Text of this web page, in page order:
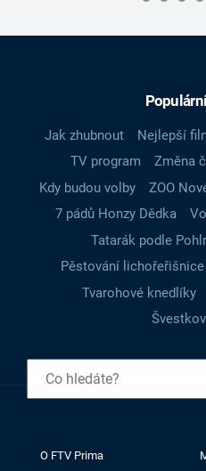
Jak zhubnout Nejlepší
TV program
Změna
Kdy budou volby
ZOO
7 pádů Honzy Dědka
Tatarák podle
Pěstování lichořeřišnice
Tvarohové knedlíky
O FTV Prima